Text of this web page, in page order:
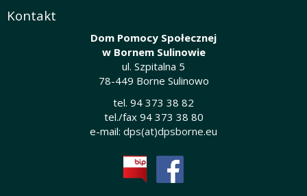
Kontakt
Dom Pomocy Społecznej
w Bornem Sulinowie
ul. Szpitalna 5
78-449 Borne Sulinowo
tel. 94 373 38 82
tel./fax 94 373 38 80
e-mail: dps(at)dpsborne.eu